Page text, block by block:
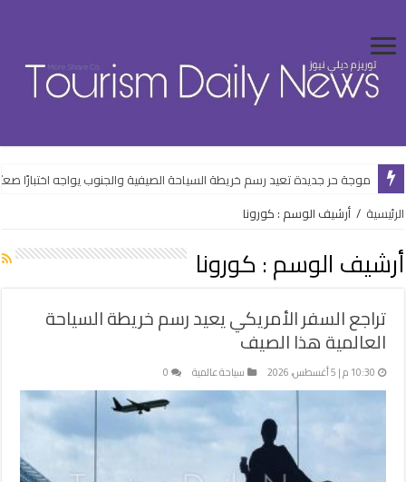
موجة حر جديدة تعيد رسم خريطة السياحة الصيفية والجنوب يواجه اختبارًا
مرسى علم للتنمية السياحية تعزز الحوكمة.. خطوة جديدة لدعم ثقة
الرئيسية / أرشيف الوسم : كورونا
أرشيف الوسم : كورونا
تراجع السفر الأمريكي يعيد رسم خريطة السياحة
العالمية هذا الصيف
10:30 م | 5 أغسطس، 2026 سياحة عالمية 0